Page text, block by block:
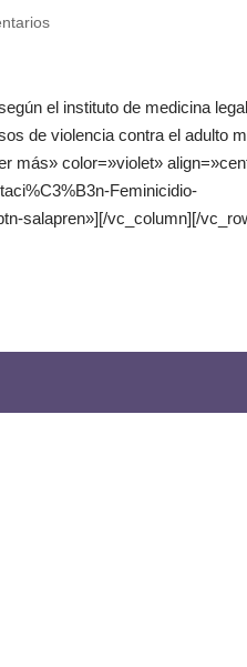
el instituto de medicina
de violencia contra el adulto
más» color=»violet»
Feminicidio-
salapren»][/vc_column][/